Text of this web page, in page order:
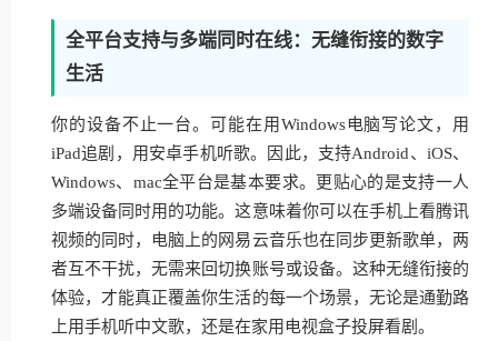
全平台支持与多端同时在线：无缝衔接的数字
生活
你的设备不止一台。可能在用Windows电脑写论文，用
iPad追剧，用安卓手机听歌。因此，支持Android、iOS、
Windows、mac全平台是基本要求。更贴心的是支持一人
多端设备同时用的功能。这意味着你可以在手机上看腾讯
视频的同时，电脑上的网易云音乐也在同步更新歌单，两
者互不干扰，无需来回切换账号或设备。这种无缝衔接的
体验，才能真正覆盖你生活的每一个场景，无论是通勤路
上用手机听中文歌，还是在家用电视盒子投屏看剧。